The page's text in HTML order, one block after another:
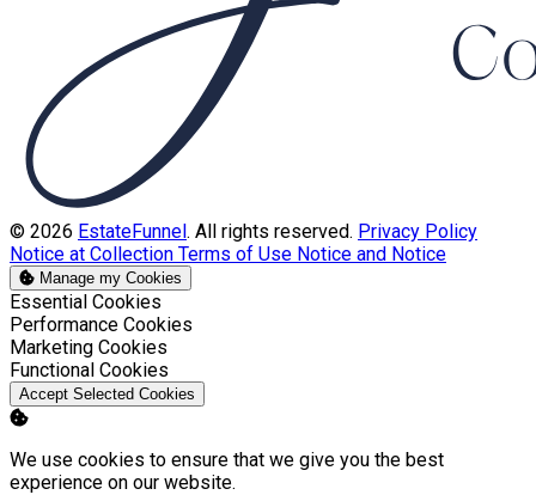
© 2026 EstateFunnel. All rights reserved. Privacy Policy
Notice at Collection Terms of Use Notice and Notice
Manage my Cookies
Enable
Essential Cookies
Enable
Performance Cookies
Enable
Marketing Cookies
Enable
Functional Cookies
Accept Selected Cookies
We use cookies to ensure that we give you the best
experience on our website.